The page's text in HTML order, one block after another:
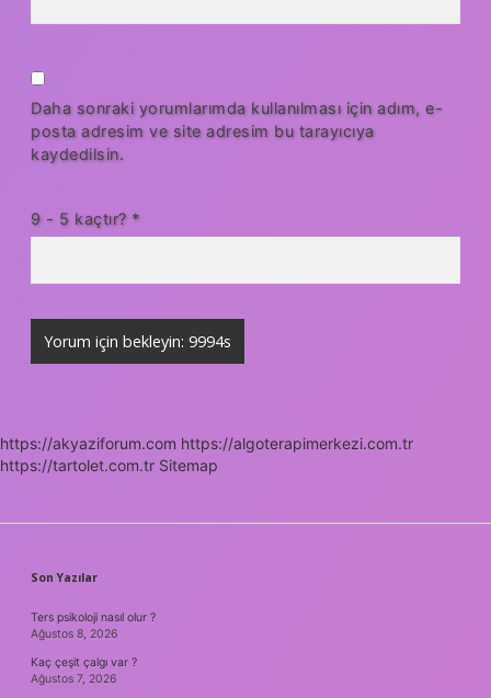
Daha sonraki yorumlarımda kullanılması için adım, e-
posta adresim ve site adresim bu tarayıcıya
kaydedilsin.
9 - 5 kaçtır? *
https://akyaziforum.com https://algoterapimerkezi.com.tr
https://tartolet.com.tr Sitemap
SIDEBAR
Son Yazılar
Ters psikoloji nasıl olur ?
Ağustos 8, 2026
Kaç çeşit çalgı var ?
Ağustos 7, 2026